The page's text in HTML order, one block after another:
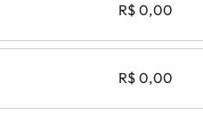
R$ 0,00
R$ 0,00